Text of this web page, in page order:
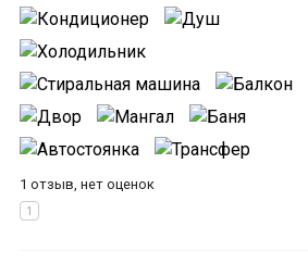
1 отзыв, нет оценок